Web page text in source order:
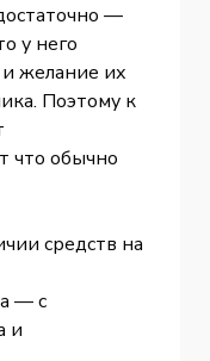
—
у него
желание их
Поэтому к
что обычно
средств на
— с
и